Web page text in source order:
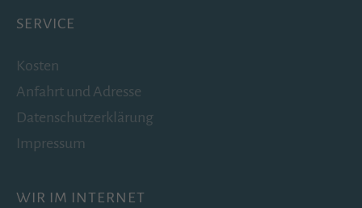
SERVICE
Kosten
Anfahrt und Adresse
Datenschutzerklärung
Impressum
WIR IM INTERNET